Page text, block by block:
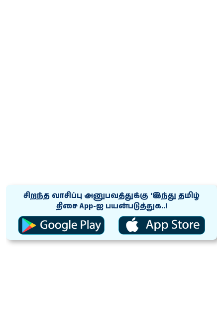
சிறந்த வாசிப்பு அனுபவத்துக்கு ‘இந்து தமிழ்
திசை App-ஐ பயன்படுத்துக..!